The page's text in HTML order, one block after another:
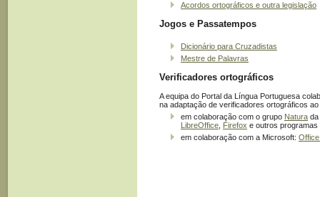
Acordos ortográficos e outra legislação
Jogos e Passatempos
Dicionário para Cruzadistas
Mestre de Palavras
Verificadores ortográficos
A equipa do Portal da Língua Portuguesa
na adaptação de verificadores ortográficos ao
em colaboração com o grupo Natura
LibreOffice Firefox e outros programas
em colaboração com a Microsoft: